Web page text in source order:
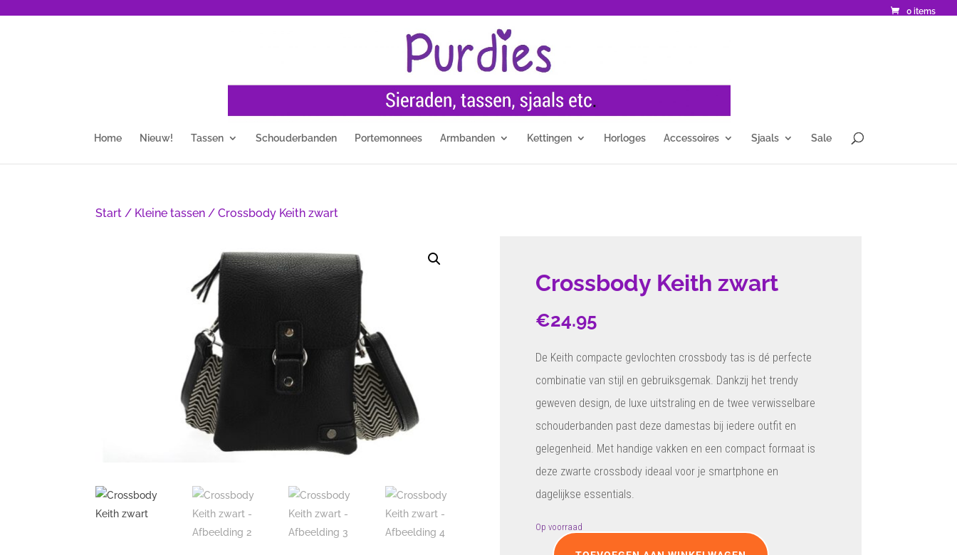
0 items
Home Nieuw! Tassen Schouderbanden Portemonnees Armbanden Kettingen Horloges Accessoires Sjaals Sale
Start / Kleine tassen / Crossbody Keith zwart
Crossbody Keith zwart
€24.95
De Keith compacte gevlochten crossbody tas is dé perfecte
combinatie van stijl en gebruiksgemak. Dankzij het trendy
geweven design, de luxe uitstraling en de twee verwisselbare
schouderbanden past deze damestas bij iedere outfit en
gelegenheid. Met handige vakken en een compact formaat is
deze zwarte crossbody ideaal voor je smartphone en
dagelijkse essentials.
Op voorraad